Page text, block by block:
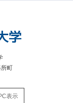
町
表示